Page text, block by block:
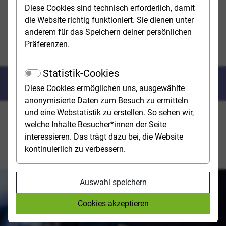
Diese Cookies sind technisch erforderlich, damit
die Website richtig funktioniert. Sie dienen unter
anderem für das Speichern deiner persönlichen
Präferenzen.
Statistik-Cookies
Diese Cookies ermöglichen uns, ausgewählte
anonymisierte Daten zum Besuch zu ermitteln
und eine Webstatistik zu erstellen. So sehen wir,
welche Inhalte Besucher*innen der Seite
interessieren. Das trägt dazu bei, die Website
kontinuierlich zu verbessern.
Auswahl speichern
Cookies akzeptieren
Studies & Universities Study Opportunities
HomepageStudy Opportunities
Bundes­polizei
Die Bundespolizei ist dem Bundesministerium des
vielfältige andere sonderpolizeiliche Aufgaben